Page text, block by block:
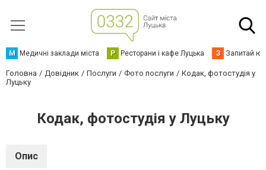
М Медичні заклади міста Р Ресторани і кафе Луцька З Запитай
Головна Довідник Послуги Фото послуги
Кодак, фотостудія у
Луцьку
Кодак, фотостудія у Луцьку
Опис